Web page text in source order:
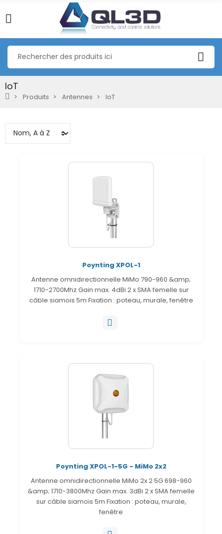
IoT
Produits Antennes IoT
Poynting XPOL-1
Antenne omnidirectionnelle MiMo 790-960 &amp;
1710-2700Mhz Gain max. 4dBi 2 x SMA femelle sur
câble siamois 5m Fixation : poteau, murale, fenêtre
Poynting XPOL-1-5G - MiMo 2x2
Antenne omnidirectionnelle MiMo 2x 2 5G 698-960
&amp; 1710-3800Mhz Gain max. 3dBi 2 x SMA femelle
sur câble siamois 5m Fixation : poteau, murale,
fenêtre